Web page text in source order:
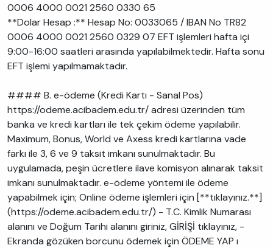
0006 4000 0021 2560 0330 65
**Dolar Hesap :** Hesap No: 0033065 / IBAN No TR82
0006 4000 0021 2560 0329 07 EFT işlemleri hafta içi
9:00-16:00 saatleri arasında yapılabilmektedir. Hafta sonu
EFT işlemi yapılmamaktadır.
#### B. e-ödeme (Kredi Kartı - Sanal Pos)
https://odeme.acibadem.edu.tr/ adresi üzerinden tüm
banka ve kredi kartları ile tek çekim ödeme yapılabilir.
Maximum, Bonus, World ve Axess kredi kartlarına vade
farkı ile 3, 6 ve 9 taksit imkanı sunulmaktadır. Bu
uygulamada, peşin ücretlere ilave komisyon alınarak taksit
imkanı sunulmaktadır. e-ödeme yöntemi ile ödeme
yapabilmek için; Online ödeme işlemleri için [**tıklayınız.**]
(https://odeme.acibadem.edu.tr/) - T.C. Kimlik Numarası
alanını ve Doğum Tarihi alanını giriniz, GİRİŞİ tıklayınız, -
Ekranda gözüken borcunu ödemek için ÖDEME YAP ı